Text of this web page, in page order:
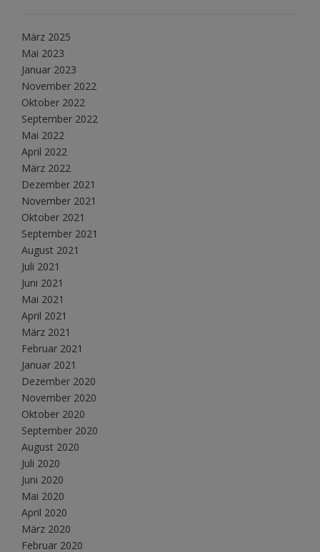
März 2025
Mai 2023
Januar 2023
November 2022
Oktober 2022
September 2022
Mai 2022
April 2022
März 2022
Dezember 2021
November 2021
Oktober 2021
September 2021
August 2021
Juli 2021
Juni 2021
Mai 2021
April 2021
März 2021
Februar 2021
Januar 2021
Dezember 2020
November 2020
Oktober 2020
September 2020
August 2020
Juli 2020
Juni 2020
Mai 2020
April 2020
März 2020
Februar 2020